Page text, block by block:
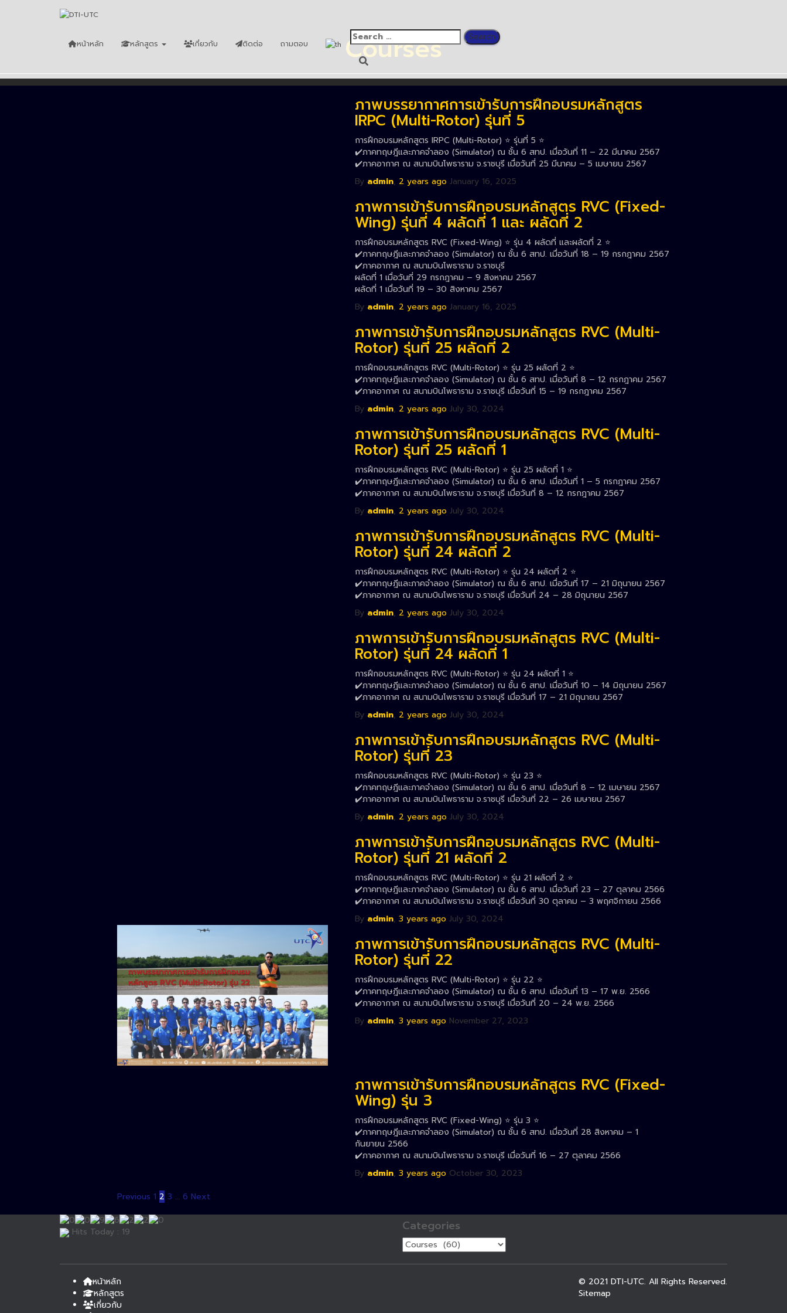
หน้าหลัก หลักสูตร เกี่ยวกับ ติดต่อ ถามตอบ Courses
ภาพบรรยากาศการเข้ารับการฝึกอบรมหลักสูตร
IRPC (Multi-Rotor) รุ่นที่ 5
การฝึกอบรมหลักสูตร IRPC (Multi-Rotor) ⭐️ รุ่นที่ 5 ⭐️
✔️ภาคทฤษฎีและภาคจำลอง (Simulator) ณ ชั้น 6 สทป. เมื่อวันที่ 11 – 22 มีนาคม 2567
✔️ภาคอากาศ ณ สนามบินโพธาราม จ.ราชบุรี เมื่อวันที่ 25 มีนาคม – 5 เมษายน 2567
By admin, 2 years ago January 16, 2025
ภาพการเข้ารับการฝึกอบรมหลักสูตร RVC (Fixed-
Wing) รุ่นที่ 4 ผลัดที่ 1 และ ผลัดที่ 2
การฝึกอบรมหลักสูตร RVC (Fixed-Wing) ⭐️ รุ่น 4 ผลัดที่ และผลัดที่ 2 ⭐️
✔️ภาคทฤษฎีและภาคจำลอง (Simulator) ณ ชั้น 6 สทป. เมื่อวันที่ 18 – 19 กรกฎาคม 2567
✔️ภาคอากาศ ณ สนามบินโพธาราม จ.ราชบุรี
ผลัดที่ 1 เมื่อวันที่ 29 กรกฎาคม – 9 สิงหาคม 2567
ผลัดที่ 1 เมื่อวันที่ 19 – 30 สิงหาคม 2567
By admin, 2 years ago January 16, 2025
ภาพการเข้ารับการฝึกอบรมหลักสูตร RVC (Multi-
Rotor) รุ่นที่ 25 ผลัดที่ 2
การฝึกอบรมหลักสูตร RVC (Multi-Rotor) ⭐️ รุ่น 25 ผลัดที่ 2 ⭐️
✔️ภาคทฤษฎีและภาคจำลอง (Simulator) ณ ชั้น 6 สทป. เมื่อวันที่ 8 – 12 กรกฎาคม 2567
✔️ภาคอากาศ ณ สนามบินโพธาราม จ.ราชบุรี เมื่อวันที่ 15 – 19 กรกฎาคม 2567
By admin, 2 years ago July 30, 2024
ภาพการเข้ารับการฝึกอบรมหลักสูตร RVC (Multi-
Rotor) รุ่นที่ 25 ผลัดที่ 1
การฝึกอบรมหลักสูตร RVC (Multi-Rotor) ⭐️ รุ่น 25 ผลัดที่ 1 ⭐️
✔️ภาคทฤษฎีและภาคจำลอง (Simulator) ณ ชั้น 6 สทป. เมื่อวันที่ 1 – 5 กรกฎาคม 2567
✔️ภาคอากาศ ณ สนามบินโพธาราม จ.ราชบุรี เมื่อวันที่ 8 – 12 กรกฎาคม 2567
By admin, 2 years ago July 30, 2024
ภาพการเข้ารับการฝึกอบรมหลักสูตร RVC (Multi-
Rotor) รุ่นที่ 24 ผลัดที่ 2
การฝึกอบรมหลักสูตร RVC (Multi-Rotor) ⭐️ รุ่น 24 ผลัดที่ 2 ⭐️
✔️ภาคทฤษฎีและภาคจำลอง (Simulator) ณ ชั้น 6 สทป. เมื่อวันที่ 17 – 21 มิถุนายน 2567
✔️ภาคอากาศ ณ สนามบินโพธาราม จ.ราชบุรี เมื่อวันที่ 24 – 28 มิถุนายน 2567
By admin, 2 years ago July 30, 2024
ภาพการเข้ารับการฝึกอบรมหลักสูตร RVC (Multi-
Rotor) รุ่นที่ 24 ผลัดที่ 1
การฝึกอบรมหลักสูตร RVC (Multi-Rotor) ⭐️ รุ่น 24 ผลัดที่ 1 ⭐️
✔️ภาคทฤษฎีและภาคจำลอง (Simulator) ณ ชั้น 6 สทป. เมื่อวันที่ 10 – 14 มิถุนายน 2567
✔️ภาคอากาศ ณ สนามบินโพธาราม จ.ราชบุรี เมื่อวันที่ 17 – 21 มิถุนายน 2567
By admin, 2 years ago July 30, 2024
ภาพการเข้ารับการฝึกอบรมหลักสูตร RVC (Multi-
Rotor) รุ่นที่ 23
การฝึกอบรมหลักสูตร RVC (Multi-Rotor) ⭐️ รุ่น 23 ⭐️
✔️ภาคทฤษฎีและภาคจำลอง (Simulator) ณ ชั้น 6 สทป. เมื่อวันที่ 8 – 12 เมษายน 2567
✔️ภาคอากาศ ณ สนามบินโพธาราม จ.ราชบุรี เมื่อวันที่ 22 – 26 เมษายน 2567
By admin, 2 years ago July 30, 2024
ภาพการเข้ารับการฝึกอบรมหลักสูตร RVC (Multi-
Rotor) รุ่นที่ 21 ผลัดที่ 2
การฝึกอบรมหลักสูตร RVC (Multi-Rotor) ⭐️ รุ่น 21 ผลัดที่ 2 ⭐️
✔️ภาคทฤษฎีและภาคจำลอง (Simulator) ณ ชั้น 6 สทป. เมื่อวันที่ 23 – 27 ตุลาคม 2566
✔️ภาคอากาศ ณ สนามบินโพธาราม จ.ราชบุรี เมื่อวันที่ 30 ตุลาคม – 3 พฤศจิกายน 2566
By admin, 3 years ago July 30, 2024
ภาพการเข้ารับการฝึกอบรมหลักสูตร RVC (Multi-
Rotor) รุ่นที่ 22
การฝึกอบรมหลักสูตร RVC (Multi-Rotor) ⭐️ รุ่น 22 ⭐️
✔️ภาคทฤษฎีและภาคจำลอง (Simulator) ณ ชั้น 6 สทป. เมื่อวันที่ 13 – 17 พ.ย. 2566
✔️ภาคอากาศ ณ สนามบินโพธาราม จ.ราชบุรี เมื่อวันที่ 20 – 24 พ.ย. 2566
By admin, 3 years ago November 27, 2023
ภาพการเข้ารับการฝึกอบรมหลักสูตร RVC (Fixed-
Wing) รุ่น 3
การฝึกอบรมหลักสูตร RVC (Fixed-Wing) ⭐️ รุ่น 3 ⭐️
✔️ภาคทฤษฎีและภาคจำลอง (Simulator) ณ ชั้น 6 สทป. เมื่อวันที่ 28 สิงหาคม – 1
กันยายน 2566
✔️ภาคอากาศ ณ สนามบินโพธาราม จ.ราชบุรี เมื่อวันที่ 16 – 27 ตุลาคม 2566
By admin, 3 years ago October 30, 2023
Previous 1 2 3 … 6 Next
Hits Today : 19 Categories
หน้าหลัก
หลักสูตร
เกี่ยวกับ
© 2021 DTI-UTC. All Rights Reserved.
Sitemap